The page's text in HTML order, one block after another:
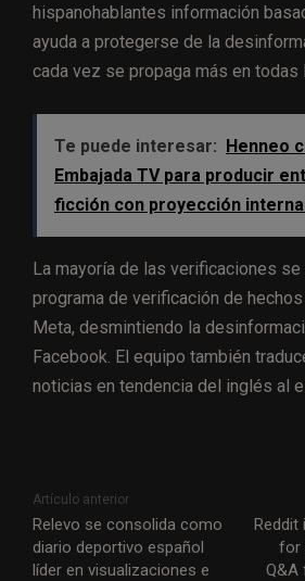
hispanohablantes información
ayuda a protegerse de la
cada vez se propaga más en todas
Te puede interesar: Henneo
Embajada TV para producir
ficción con proyección
La mayoría de las verificaciones se
programa de verificación de
Meta, desmintiendo la
Facebook. El equipo también
noticias en tendencia del inglés al
Artículo anterior
Relevo se consolida como
diario deportivo español
líder en visualizaciones e
Reddit
for
Q&A